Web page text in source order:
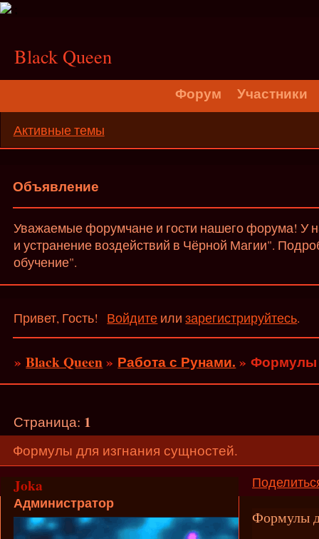
Black Queen
Форум Участники
Активные темы
Объявление
Уважаемые форумчане и гости нашего форума! У
и устранение воздействий в Чёрной Магии".
обучение".
Привет, Гость! Войдите илизарегистрируйтесь.
»Black Queen» Работа с Рунами. »Формулы
Формулы для изгнания сущностей.
Страница: 1
Joka
Администратор
Формулы